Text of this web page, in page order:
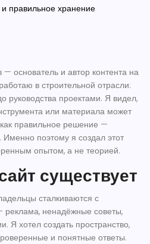
и правильное хранение
основатель и автор контента на
в строительной отрасли:
руководства проектами. Я видел,
или материала может
правильное решение —
Именно поэтому я создал этот
опытом, а не теорией.
существует
сталкиваются с
ненадёжные советы,
Я хотел создать пространство,
и понятные ответы.